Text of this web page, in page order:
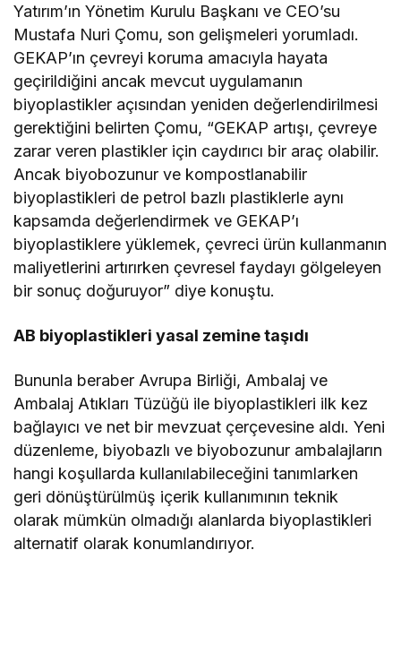
Yatırım’ın Yönetim Kurulu Başkanı ve CEO’su
Mustafa Nuri Çomu, son gelişmeleri yorumladı.
GEKAP’ın çevreyi koruma amacıyla hayata
geçirildiğini ancak mevcut uygulamanın
biyoplastikler açısından yeniden değerlendirilmesi
gerektiğini belirten Çomu, “GEKAP artışı, çevreye
zarar veren plastikler için caydırıcı bir araç olabilir.
Ancak biyobozunur ve kompostlanabilir
biyoplastikleri de petrol bazlı plastiklerle aynı
kapsamda değerlendirmek ve GEKAP’ı
biyoplastiklere yüklemek, çevreci ürün kullanmanın
maliyetlerini artırırken çevresel faydayı gölgeleyen
bir sonuç doğuruyor” diye konuştu.
AB biyoplastikleri yasal zemine taşıdı
Bununla beraber Avrupa Birliği, Ambalaj ve
Ambalaj Atıkları Tüzüğü ile biyoplastikleri ilk kez
bağlayıcı ve net bir mevzuat çerçevesine aldı. Yeni
düzenleme, biyobazlı ve biyobozunur ambalajların
hangi koşullarda kullanılabileceğini tanımlarken
geri dönüştürülmüş içerik kullanımının teknik
olarak mümkün olmadığı alanlarda biyoplastikleri
alternatif olarak konumlandırıyor.